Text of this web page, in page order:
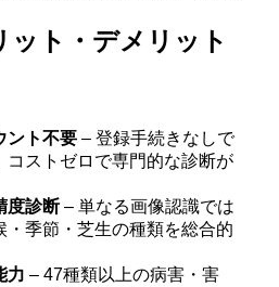
ット・デメリット
ント不要 – 登録手続きなしで
コストゼロで専門的な診断が
度診断– 単なる画像認識では
・季節・芝生の種類を総合的
力 – 47種類以上の病害・害